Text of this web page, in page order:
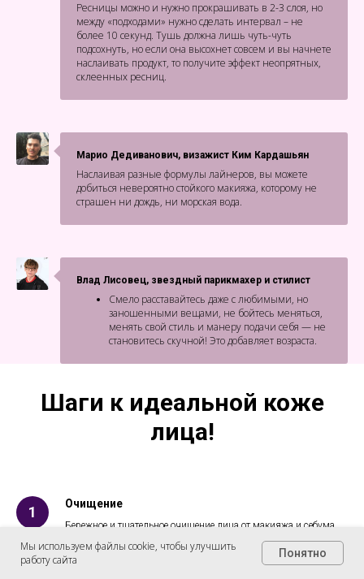
Ресницы можно и нужно прокрашивать в 2-3 слоя, но
между «подходами» нужно сделать интервал – не
более 10 секунд. Тушь должна лишь чуть-чуть
подсохнуть, но если она высохнет совсем и вы начнете
наслаивать продукт, то получите эффект неопрятных,
склеенных ресниц.
Марио Дедиванович, визажист Ким Кардашьян
Наслаивая разные формулы лайнеров, вы можете
добиться невероятно стойкого макияжа, которому не
страшен ни дождь, ни морская вода.
Влад Лисовец, звездный парикмахер и стилист
Смело расставайтесь даже с любимыми, но
заношенными вещами, не бойтесь меняться,
менять свой стиль и манеру подачи себя — не
становитесь скучной! Это добавляет возраста.
Шаги к идеальной коже
лица!
Очищение
Бережное и тщательное очищение лица от макияжа и себума
при помощи средств на основе масла, а также не забываем
вторым этапом смывать остатки гелем, пенкой и т.д.
Мы используем файлы cookie, чтобы улучшить
работу сайта
Понятно